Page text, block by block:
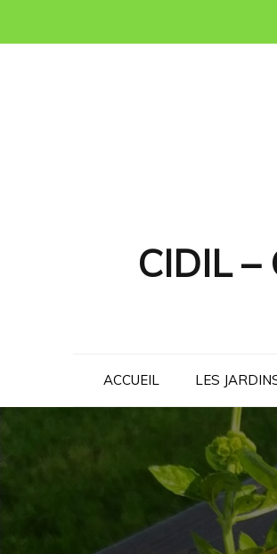
CIDIL
ACCUEIL LES